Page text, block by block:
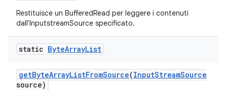
Restituisce un BufferedRead per leggere i contenuti
dall'InputstreamSource specificato.
static ByteArrayList
getByteArrayListFromSource(InputStreamSource
source)